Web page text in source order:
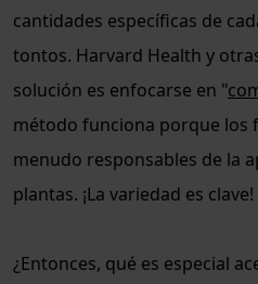
cantidades específicas de
tontos. Harvard Health y
solución es enfocarse en "
método funciona porque los
menudo responsables de la
plantas. ¡La variedad es clave!
¿Entonces, qué es especial